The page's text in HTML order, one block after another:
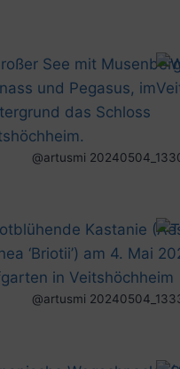
@artusmi
@artusmi